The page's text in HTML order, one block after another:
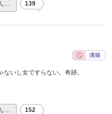
… 139
いし女ですらない。奇跡。
… 152